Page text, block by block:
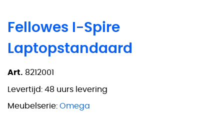
Fellowes I-Spire
Laptopstandaard
Art. 8212001
Levertijd: 48 uurs levering
Meubelserie: Omega